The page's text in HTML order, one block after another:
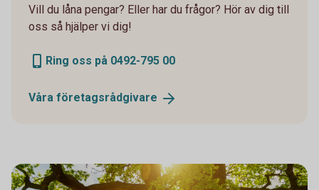
Vill du låna pengar? Eller har du frågor? Hör av dig till
oss så hjälper vi dig!
Ring oss på 0492-795 00
Våra företagsrådgivare